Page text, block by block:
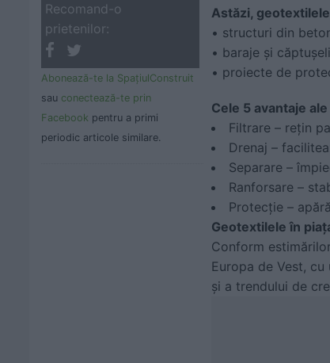
Recomand-o
prietenilor:
Abonează-te la SpaţiulConstruit
sau conectează-te prin
Facebook pentru a primi
periodic articole similare.
Astăzi,
• structuri din
• baraje și
• proiecte de
Cele 5 avantaje
Filtrare – rețin
Drenaj –
Separare –
Ranforsare –
Protecție –
Geotextilele în
Conform
Europa de Vest,
și a trendului de